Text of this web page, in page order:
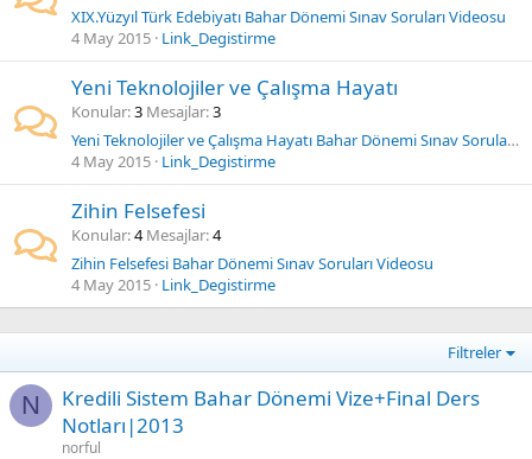
XIX.Yüzyıl Türk Edebiyatı Bahar Dönemi Sınav Soruları Videosu
4 May 2015 Link_Degistirme
Yeni Teknolojiler ve Çalışma Hayatı
Konular 3 Mesajlar 3
Yeni Teknolojiler ve Çalışma Hayatı Bahar Dönemi Sınav Soruları Videosu
4 May 2015 Link_Degistirme
Zihin Felsefesi
Konular 4 Mesajlar 4
Zihin Felsefesi Bahar Dönemi Sınav Soruları Videosu
4 May 2015 Link_Degistirme
Filtreler
N
Kredili Sistem Bahar Dönemi Vize+Final Ders
Notları|2013
norful